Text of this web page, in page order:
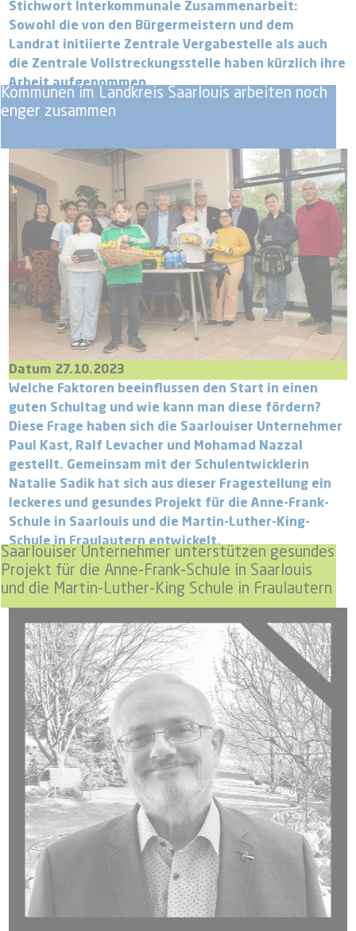
Kommunen im Landkreis Saarlouis arbeiten noch
enger zusammen
Stichwort Interkommunale Zusammenarbeit:
Sowohl die von den Bürgermeistern und dem
Landrat initiierte Zentrale Vergabestelle als auch
die Zentrale Vollstreckungsstelle haben kürzlich ihre
Arbeit aufgenommen.
Saarlouiser Unternehmer unterstützen gesundes
Projekt für die Anne-Frank-Schule in Saarlouis
und die Martin-Luther-King Schule in Fraulautern
Datum 27.10.2023
Welche Faktoren beeinflussen den Start in einen
guten Schultag und wie kann man diese fördern?
Diese Frage haben sich die Saarlouiser Unternehmer
Paul Kast, Ralf Levacher und Mohamad Nazzal
gestellt. Gemeinsam mit der Schulentwicklerin
Natalie Sadik hat sich aus dieser Fragestellung ein
leckeres und gesundes Projekt für die Anne-Frank-
Schule in Saarlouis und die Martin-Luther-King-
Schule in Fraulautern entwickelt.